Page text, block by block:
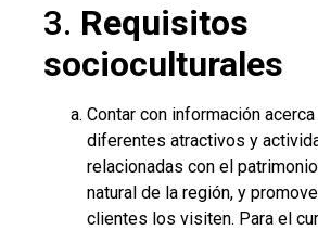
3. Requisitos
socioculturales
Contar con información
diferentes atractivos y
relacionadas con el
natural de la región, y
clientes los visiten. Para el